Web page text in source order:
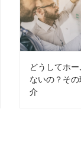
どうしてホ
ないの？そ
介